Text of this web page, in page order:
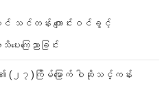
င်တန်း ကျောင်းဝင်ခွင့်
ကြေညာခြင်း
)ကြိမ်မြောက် ဝါဆိုသင်္ကန်း